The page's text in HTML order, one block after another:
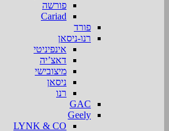
פורשה
Cariad
פורד
רנו-ניסאן
אינפיניטי
דאצ’יה
מיצובישי
ניסאן
רנו
GAC
Geely
LYNK & CO